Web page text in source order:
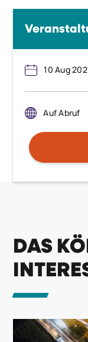
10 Aug
Auf Abruf
DAS